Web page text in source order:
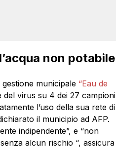
non potabile
municipale “Eau de
virus su 4 dei 27 campioni
l’uso della sua rete di
il municipio ad AFP.
indipendente”, e “non
alcun rischio “, assicura